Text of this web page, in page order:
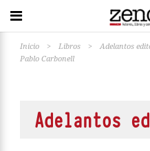
Inicio > Libros > Adelantos
Pablo Carbonell
Adelantos